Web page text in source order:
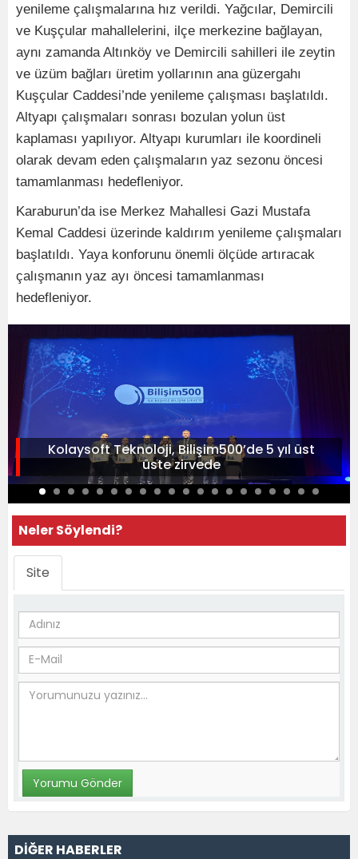
yenileme çalışmalarına hız verildi. Yağcılar, Demircili
ve Kuşçular mahallelerini, ilçe merkezine bağlayan,
aynı zamanda Altınköy ve Demircili sahilleri ile zeytin
ve üzüm bağları üretim yollarının ana güzergahı
Kuşçular Caddesi’nde yenileme çalışması başlatıldı.
Altyapı çalışmaları sonrası bozulan yolun üst
kaplaması yapılıyor. Altyapı kurumları ile koordineli
olarak devam eden çalışmaların yaz sezonu öncesi
tamamlanması hedefleniyor.
Karaburun’da ise Merkez Mahallesi Gazi Mustafa
Kemal Caddesi üzerinde kaldırım yenileme çalışmaları
başlatıldı. Yaya konforunu önemli ölçüde artıracak
çalışmanın yaz ayı öncesi tamamlanması
hedefleniyor.
Kolaysoft Teknoloji, Bilişim500’de 5 yıl üst
üste zirvede
Neler Söylendi?
Site
DİĞER HABERLER